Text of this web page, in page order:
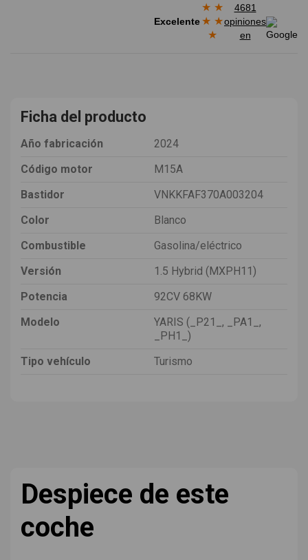
Excelente
★ ★
★ ★
★
4681
opiniones
en
Ficha del producto
Año fabricación
2024
Código motor
M15A
Bastidor
VNKKFAF370A003204
Color
Blanco
Combustible
Gasolina/eléctrico
Versión
1.5 Hybrid (MXPH11)
Potencia
92CV 68KW
Modelo
YARIS (_P21_, _PA1_,
_PH1_)
Tipo vehículo
Turismo
Despiece de este
coche